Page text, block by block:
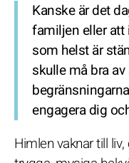
Kanske är det
familjen eller att
som helst är
skulle må bra
engagera dig
Himlen vaknar till